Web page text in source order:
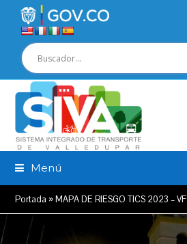
Menú
Portada »MAPA DE RIESGO TICS 2023 – VF